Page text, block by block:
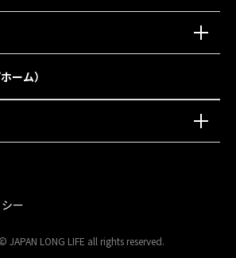
ーム）
ー
JAPAN LONG LIFE all rights reserved.